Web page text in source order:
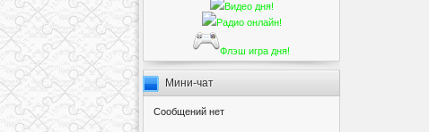
Видео дня!
Радио онлайн!
Флэш игра дня!
Мини-чат